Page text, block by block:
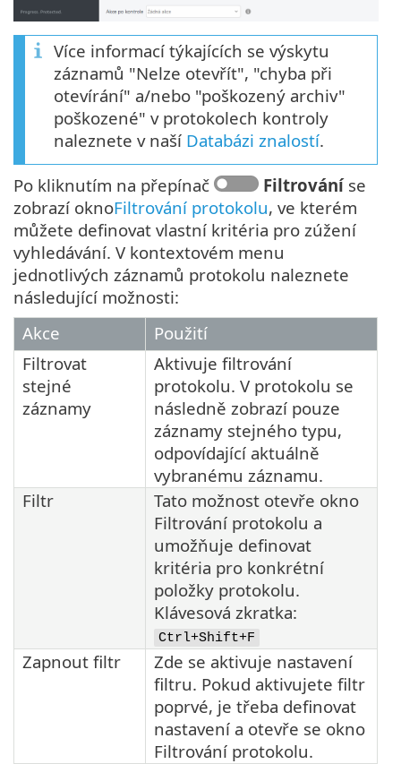
Více informací týkajících se výskytu
záznamů "Nelze otevřít", "chyba při
otevírání" a/nebo "poškozený archiv"
poškozené" v protokolech kontroly
naleznete v naší Databázi znalostí.
Po kliknutím na přepínač
Filtrováníse
zobrazí oknoFiltrování protokolu, ve kterém
můžete definovat vlastní kritéria pro zúžení
vyhledávání. V kontextovém menu
jednotlivých záznamů protokolu naleznete
následující možnosti:
Akce
Použití
Filtrovat
stejné
záznamy
Aktivuje filtrování
protokolu. V protokolu se
následně zobrazí pouze
záznamy stejného typu,
odpovídající aktuálně
vybranému záznamu.
Filtr
Tato možnost otevře okno
Filtrování protokolu a
umožňuje definovat
kritéria pro konkrétní
položky protokolu.
Klávesová zkratka:
Ctrl+Shift+F
Zapnout filtr
Zde se aktivuje nastavení
filtru. Pokud aktivujete filtr
poprvé, je třeba definovat
nastavení a otevře se okno
Filtrování protokolu.